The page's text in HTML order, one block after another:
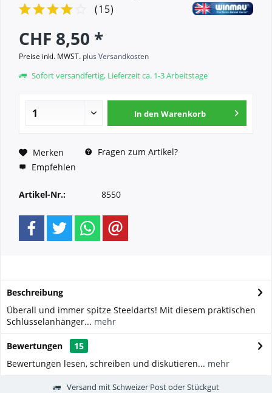
(15)
CHF 8,50 *
Preise inkl. MWST. plus Versandkosten
Sofort versandfertig, Lieferzeit ca. 1-3 Arbeitstage
In den Warenkorb
Merken
Fragen zum Artikel?
Empfehlen
Artikel-Nr.: 8550
Beschreibung
Überall und immer spitze Steeldarts! Mit diesem praktischen
Schlüsselanhänger... mehr
Bewertungen
15
Bewertungen lesen, schreiben und diskutieren... mehr
Versand mit Schweizer Post oder Stückgut